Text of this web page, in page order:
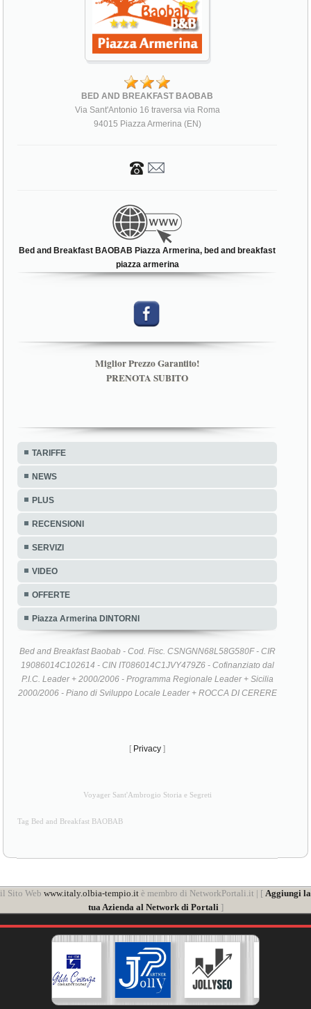
BED AND BREAKFAST BAOBAB
Via Sant'Antonio 16 traversa via Roma
94015 Piazza Armerina (EN)
Bed and Breakfast BAOBAB Piazza Armerina, bed and breakfast
piazza armerina
Miglior Prezzo Garantito!
PRENOTA SUBITO
TARIFFE
NEWS
PLUS
RECENSIONI
SERVIZI
VIDEO
OFFERTE
Piazza Armerina DINTORNI
Bed and Breakfast Baobab - Cod. Fisc. CSNGNN68L58G580F - CIR
19086014C102614 - CIN IT086014C1JVY479Z6 - Cofinanziato dal
P.I.C. Leader + 2000/2006 - Programma Regionale Leader + Sicilia
2000/2006 - Piano di Sviluppo Locale Leader + ROCCA DI CERERE
[ Privacy ]
Voyager Sant'Ambrogio Storia e Segreti
Tag Bed and Breakfast BAOBAB
il Sito Web www.italy.olbia-tempio.it è membro di NetworkPortali.it | [ Aggiungi la
tua Azienda al Network di Portali ]